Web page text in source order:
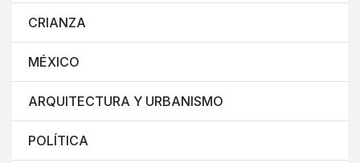
CRIANZA
MÉXICO
ARQUITECTURA Y URBANISMO
POLÍTICA